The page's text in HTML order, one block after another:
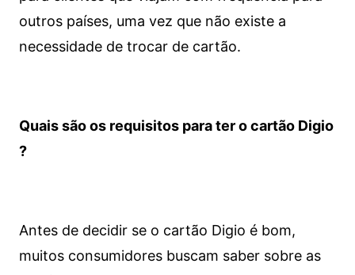
outros países, uma vez que não existe a
necessidade de trocar de cartão.
Quais são os requisitos para ter o cartão Digio
?
Antes de decidir se o cartão Digio é bom,
muitos consumidores buscam saber sobre as